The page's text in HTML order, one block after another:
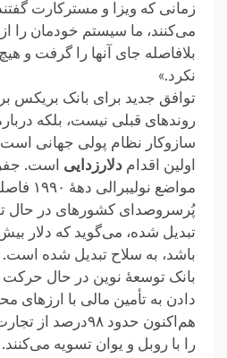
زمانی که ویزا و ‏مسترکارت
می‌کنند، ما سیستم خودمان را
بلافاصله جای آنها را گرفت و
نکرد.» ‏
توافق جدید برای بانک بریکس
روندهای قبلی نیست، بلکه
سازوکار نظام پولی ‏جهانی
اولین اقدام دلارزدایی است.
مواضع
پُرسروصدای کشورهای در حال
تبدیل شده، می‌گوید که دلار
باشد، به سلاح تبدیل شده است.‏
بانک توسعهٔ نوین در حال
دادن به تأمین مالی با
را با روبل و یوان تسویه